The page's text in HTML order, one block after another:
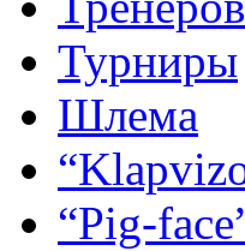
Турниры
Шлема
“Pig-